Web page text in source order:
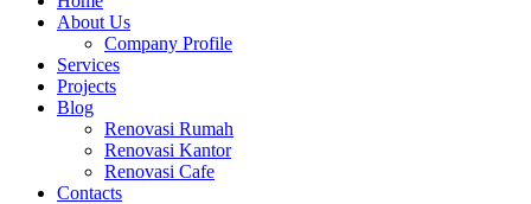
About Us
Company Profile
Services
Projects
Blog
Renovasi Rumah
Renovasi Kantor
Renovasi Cafe
Contacts